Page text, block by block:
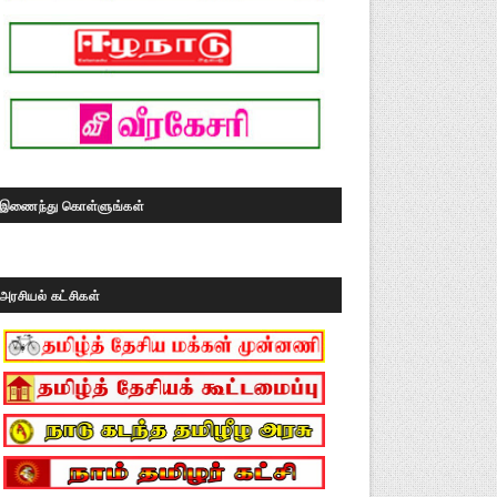
இணைந்து கொள்ளுங்கள்
அரசியல் கட்சிகள்